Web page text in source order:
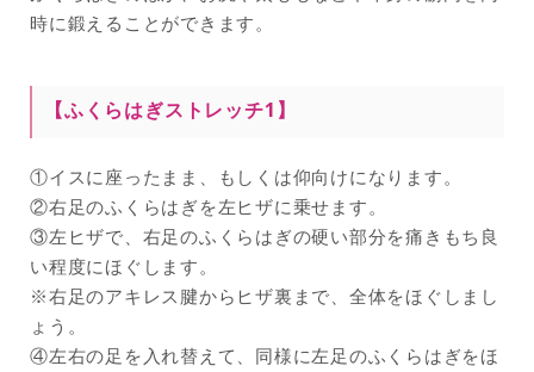
時に鍛えることができます。
【ふくらはぎストレッチ1】
①イスに座ったまま、もしくは仰向けになります。
②右足のふくらはぎを左ヒザに乗せます。
③左ヒザで、右足のふくらはぎの硬い部分を痛きもち良
い程度にほぐします。
※右足のアキレス腱からヒザ裏まで、全体をほぐしまし
ょう。
④左右の足を入れ替えて、同様に左足のふくらはぎをほ